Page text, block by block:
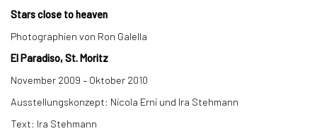
Stars close to heaven
Photographien von Ron Galella
El Paradiso, St. Moritz
November 2009 – Oktober 2010
Ausstellungskonzept: Nicola Erni und Ira Stehmann
Text: Ira Stehmann